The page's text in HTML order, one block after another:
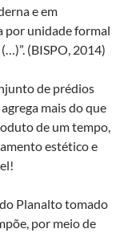
e em
por unidade formal
(BISPO, 2014)
de prédios
mais do que
de um tempo,
estético e
Planalto tomado
por meio de